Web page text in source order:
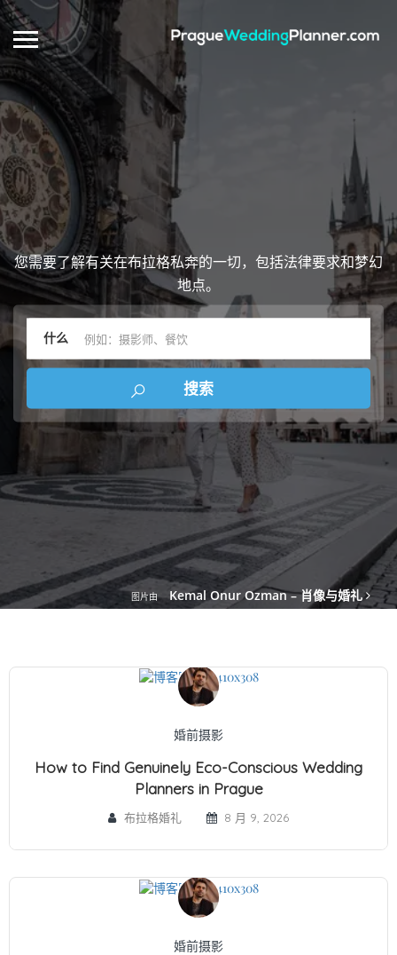
图片由 Kemal Onur Ozman – 肖像与婚礼
您需要了解有关在布拉格私奔的一切，包括法律要求和梦幻
地点。
什么
婚前摄影
How to Find Genuinely Eco-Conscious Wedding
Planners in Prague
布拉格婚礼 8 月 9, 2026
婚前摄影